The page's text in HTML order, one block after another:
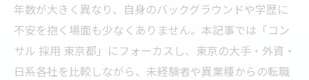
年数が大きく異なり、自身のバックグラウンドや学歴に
不安を抱く場面も少なくありません。本記事では「コン
サル 採用 東京都」にフォーカスし、東京の大手・外資・
日系各社を比較しながら、未経験者や異業種からの転職